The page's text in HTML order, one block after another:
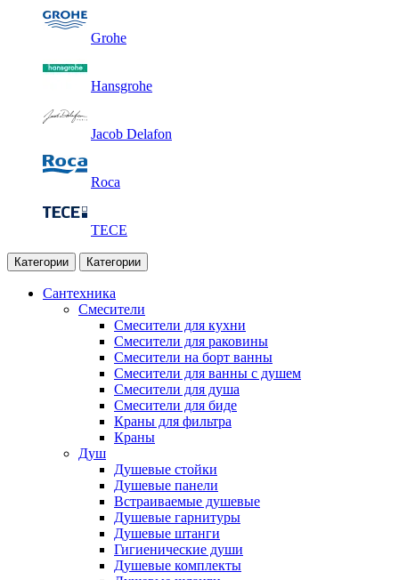
Grohe
Hansgrohe
Jacob Delafon
Roca
TECE
Категории Категории
Сантехника
Смесители
Смесители для кухни
Смесители для раковины
Смесители на борт ванны
Смесители для ванны с душем
Смесители для душа
Смесители для биде
Краны для фильтра
Краны
Душ
Душевые стойки
Душевые панели
Встраиваемые душевые
Душевые гарнитуры
Душевые штанги
Гигиенические души
Душевые комплекты